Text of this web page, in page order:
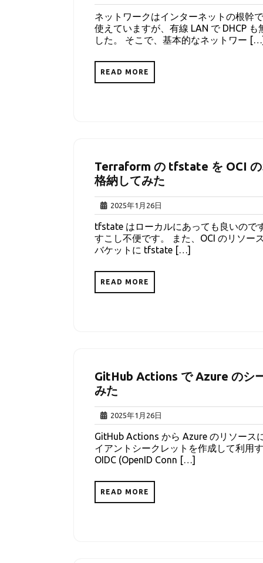
年
2
月
ネットワークはインターネットの根幹
使えていますが、有線 LAN で DHCP
した。 そこで、基本的なネットワー
READ MORE
Terraform の tfstate を OCI の
格納してみた
2025年1月26日
年
1
26
tfstate はローカルにあっても良いので
すこし不便です。 また、OCI のリソー
バケットに tfstate […]
READ MORE
GitHub Actions で Azure のシ
みた
2025年1月26日
年
1
月
26
GitHub Actions から Azure のリソース
イアントシークレットを作成して利用
OIDC (OpenID Conn […]
READ MORE